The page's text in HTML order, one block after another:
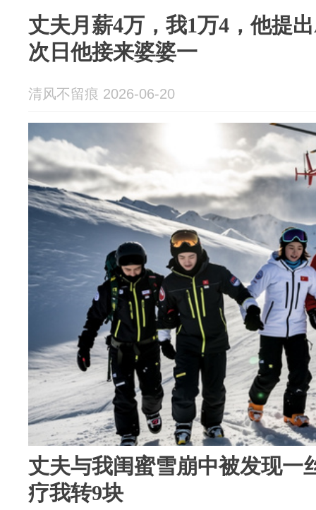
丈夫月薪4万，我1万4，他提
次日他接来婆婆一
清风不留痕 2026-06-20
丈夫与我闺蜜雪崩中被发现一
疗我转9块